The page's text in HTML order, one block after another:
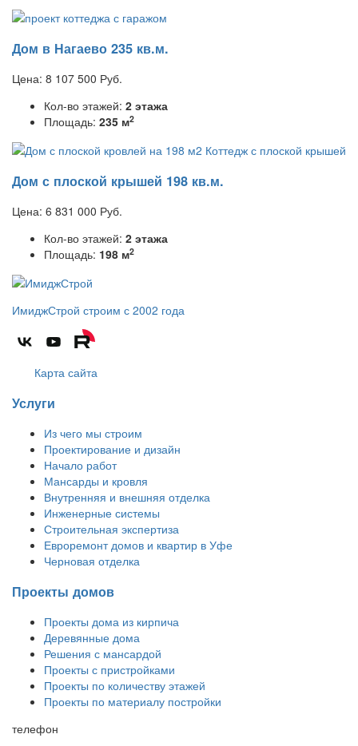
Дом в Нагаево 235 кв.м.
Цена: 8 107 500 Руб.
Кол-во этажей: 2 этажа
Площадь: 235 м2
Дом с плоской крышей 198 кв.м.
Цена: 6 831 000 Руб.
Кол-во этажей: 2 этажа
Площадь: 198 м2
ИмиджСтрой строим с 2002 года
Карта сайта
Услуги
Из чего мы строим
Проектирование и дизайн
Начало работ
Мансарды и кровля
Внутренняя и внешняя отделка
Инженерные системы
Строительная экспертиза
Евроремонт домов и квартир в Уфе
Черновая отделка
Проекты домов
Проекты дома из кирпича
Деревянные дома
Решения с мансардой
Проекты с пристройками
Проекты по количеству этажей
Проекты по материалу постройки
телефон